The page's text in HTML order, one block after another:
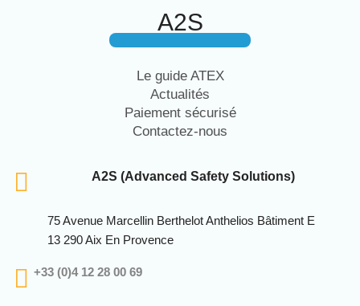
A2S
Le guide ATEX
Actualités
Paiement sécurisé
Contactez-nous
A2S (Advanced Safety Solutions)
75 Avenue Marcellin Berthelot Anthelios Bâtiment E
13 290 Aix En Provence
+33 (0)4 12 28 00 69